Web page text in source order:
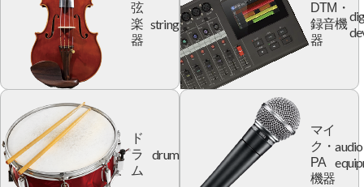
弦
楽
器
string
DTM・
録音機
器
ド
ラ
ム
drum
マイ
ク・
PA
機器
audio